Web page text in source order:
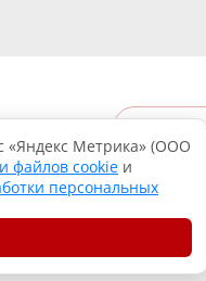
Мне
«Яндекс Метрика» (ООО
файлов cookie и
персональных